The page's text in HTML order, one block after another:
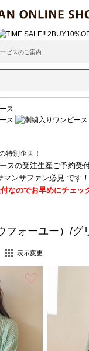
ビスのご案内
特別企画！
スの受注生産ご予約受付
ンサファン必見 です！
なのでお早めにチェッ
フォーユー）/グ
表示変更